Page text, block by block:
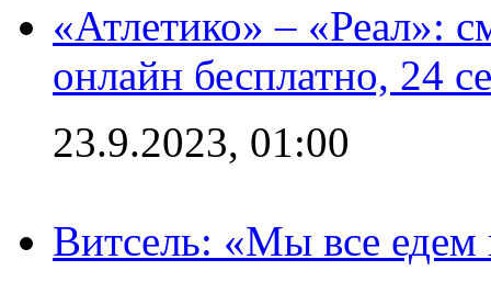
«Атлетико» – «Реал»:
онлайн бесплатно, 24
23.9.2023, 01:00
Витсель: «Мы все едем